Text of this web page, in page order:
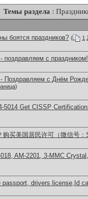
Темы раздела :
боятся праздников? ( 1
поздравляем с праздником!
- Поздравляем с Днём
)
5014​ Get CISSP
买美国居民许可（微信号：
AM-2201, 3-MMC
passport, drivers license,Id